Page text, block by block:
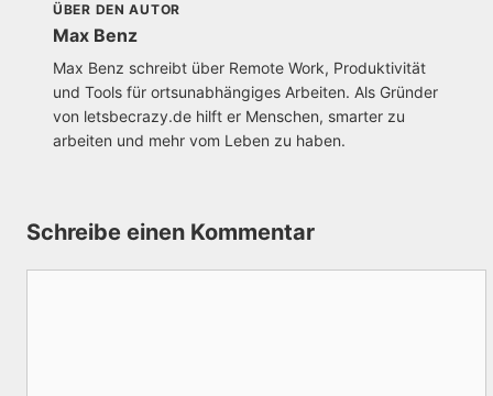
ÜBER DEN AUTOR
Max Benz
Max Benz schreibt über Remote Work, Produktivität
und Tools für ortsunabhängiges Arbeiten. Als Gründer
von letsbecrazy.de hilft er Menschen, smarter zu
arbeiten und mehr vom Leben zu haben.
Schreibe einen Kommentar